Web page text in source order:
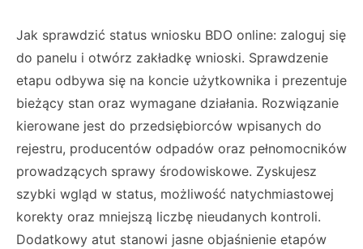
Jak sprawdzić status wniosku BDO online: zaloguj się
do panelu i otwórz zakładkę wnioski. Sprawdzenie
etapu odbywa się na koncie użytkownika i prezentuje
bieżący stan oraz wymagane działania. Rozwiązanie
kierowane jest do przedsiębiorców wpisanych do
rejestru, producentów odpadów oraz pełnomocników
prowadzących sprawy środowiskowe. Zyskujesz
szybki wgląd w status, możliwość natychmiastowej
korekty oraz mniejszą liczbę nieudanych kontroli.
Dodatkowy atut stanowi jasne objaśnienie etapów